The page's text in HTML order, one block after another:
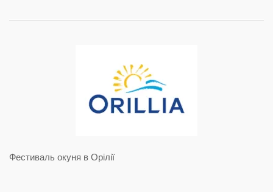
Фестиваль окуня в Орілії